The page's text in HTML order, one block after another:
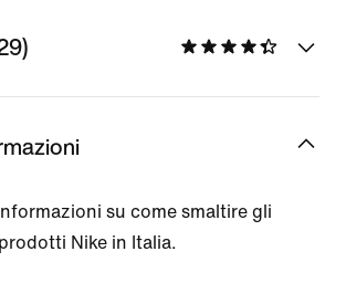
su come smaltire gli
Nike in Italia.